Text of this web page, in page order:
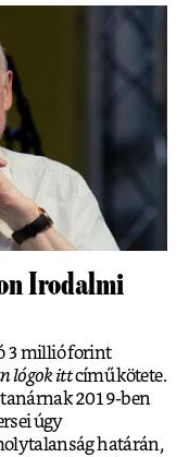
Irodalmi
3 millió forint
lógok ittcímű kötete.
2019-ben
úgy
határán,